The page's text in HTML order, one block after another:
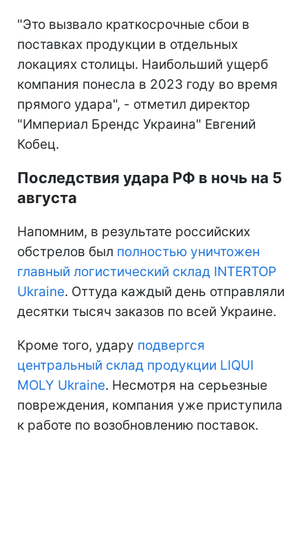
"Это вызвало краткосрочные сбои в
поставках продукции в отдельных
локациях столицы. Наибольший ущерб
компания понесла в 2023 году во время
прямого удара", - отметил директор
"Империал Брендс Украина" Евгений
Кобец.
Последствия удара РФ в ночь на 5
августа
Напомним, в результате российских
обстрелов был полностью уничтожен
главный логистический склад INTERTOP
Ukraine. Оттуда каждый день отправляли
десятки тысяч заказов по всей Украине.
Кроме того, удару подвергся
центральный склад продукции LIQUI
MOLY Ukraine. Несмотря на серьезные
повреждения, компания уже приступила
к работе по возобновлению поставок.